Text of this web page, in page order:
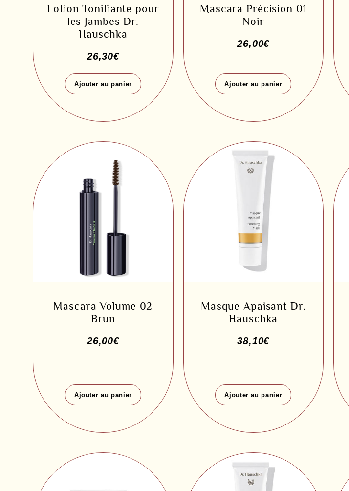
Lotion Tonifiante pour
les Jambes Dr.
Hauschka
26,30€
Ajouter au panier
Mascara Précision 01
Noir
26,00€
Ajouter au panier
Mascara Volume 02
Brun
26,00€
Ajouter au panier
Masque Apaisant Dr.
Hauschka
38,10€
Ajouter au panier